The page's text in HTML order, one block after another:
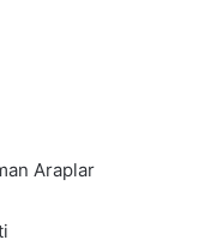
Araplar